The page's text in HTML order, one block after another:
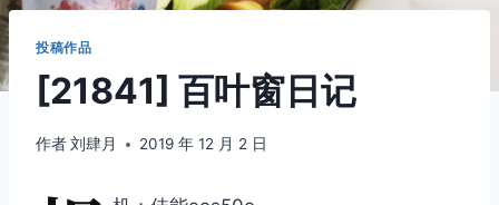
投稿作品
[21841] 百叶窗日记
作者刘肆月 2019 年 12 月 2 日